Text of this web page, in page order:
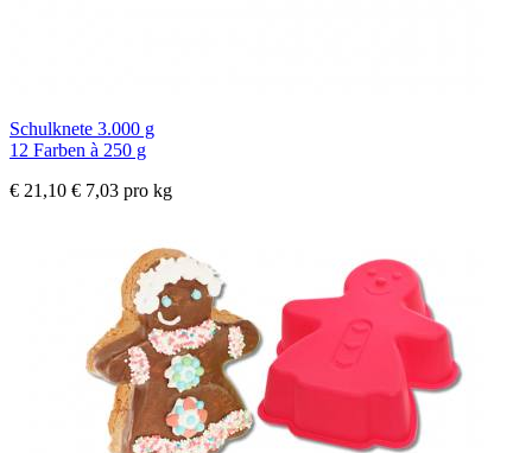
Schulknete 3.000 g
12 Farben à 250 g
€ 21,10 € 7,03 pro kg